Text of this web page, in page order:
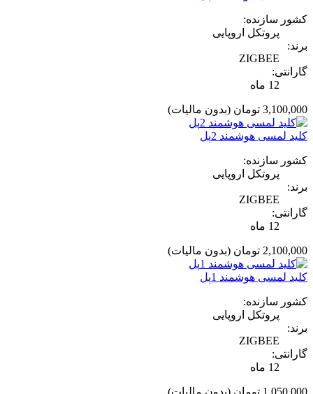
کشور سازنده:
پروتکل اروپایی
برند:
ZIGBEE
گارانتی:
12 ماه
3,100,000 تومان (بدون مالیات)
کلید لمسی هوشمند 2پل
کشور سازنده:
پروتکل اروپایی
برند:
ZIGBEE
گارانتی:
12 ماه
2,100,000 تومان (بدون مالیات)
کلید لمسی هوشمند 1پل
کشور سازنده:
پروتکل اروپایی
برند:
ZIGBEE
گارانتی:
12 ماه
1,050,000 تومان (بدون مالیات)